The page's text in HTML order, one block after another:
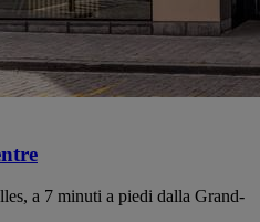
a 7 minuti a piedi dalla Grand-